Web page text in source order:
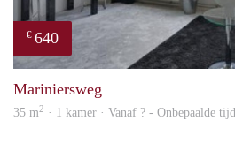
€ 640
Mariniersweg
35 m2 · 1 kamer · Vanaf ? - Onbepaalde tijd